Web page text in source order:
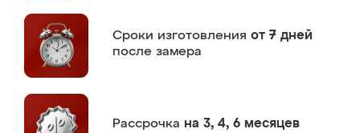
Сроки изготовления от 7 дней
после замера
Рассрочка на 3, 4, 6 месяцев